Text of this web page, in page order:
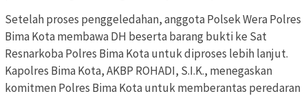
Setelah proses penggeledahan, anggota Polsek Wera Polres
Bima Kota membawa DH beserta barang bukti ke Sat
Resnarkoba Polres Bima Kota untuk diproses lebih lanjut.
Kapolres Bima Kota, AKBP ROHADI, S.I.K., menegaskan
komitmen Polres Bima Kota untuk memberantas peredaran